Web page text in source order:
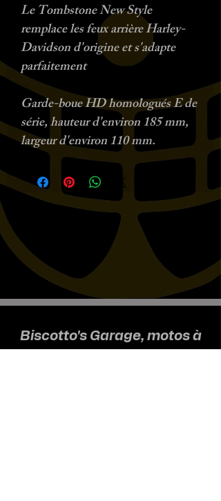
Le Tombstone New Style
remplace les feux arrière Harley-
Davidson d'origine ets'adapte
parfaitement
Garde-boue HD homologués E de
série, hauteur d'environ 185 mm,
largeur d'environ 110 mm.
Biscotto's Garage, motos à